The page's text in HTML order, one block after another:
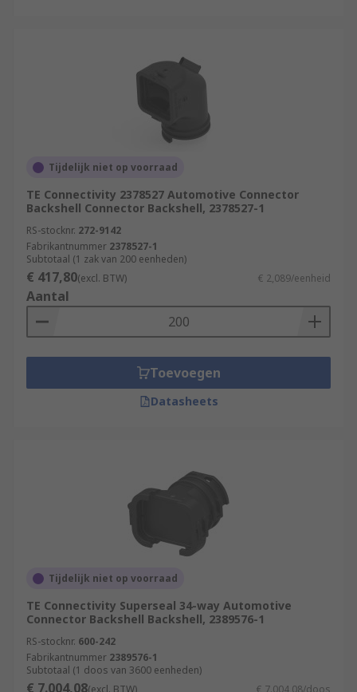
Tijdelijk niet op voorraad
TE Connectivity 2378527 Automotive Connector
Backshell Connector Backshell, 2378527-1
RS-stocknr. 272-9142
Fabrikantnummer 2378527-1
Subtotaal (1 zak van 200 eenheden)
€ 417,80(excl. BTW) € 2,089/eenheid
Aantal
Toevoegen
Datasheets
Tijdelijk niet op voorraad
TE Connectivity Superseal 34-way Automotive
Connector Backshell Backshell, 2389576-1
RS-stocknr. 600-242
Fabrikantnummer 2389576-1
Subtotaal (1 doos van 3600 eenheden)
€ 7.004,08(excl. BTW) € 7.004,08/doos